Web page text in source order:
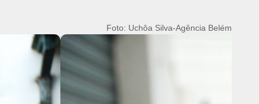
Foto: Uchôa Silva-Agência Belém